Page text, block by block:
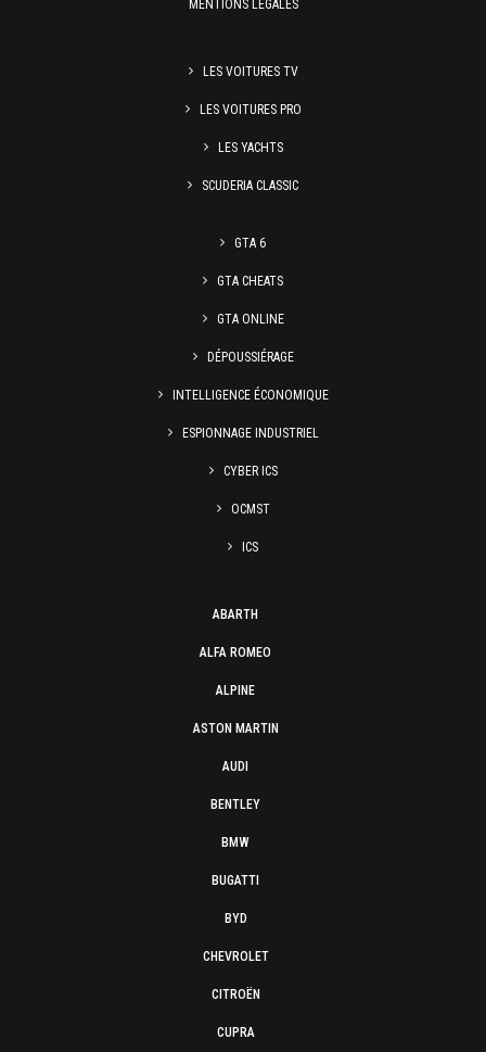
MENTIONS LÉGALES
LES VOITURES TV
LES VOITURES PRO
LES YACHTS
SCUDERIA CLASSIC
GTA 6
GTA CHEATS
GTA ONLINE
DÉPOUSSIÉRAGE
INTELLIGENCE ÉCONOMIQUE
ESPIONNAGE INDUSTRIEL
CYBER ICS
OCMST
ICS
ABARTH
ALFA ROMEO
ALPINE
ASTON MARTIN
AUDI
BENTLEY
BMW
BUGATTI
BYD
CHEVROLET
CITROËN
CUPRA